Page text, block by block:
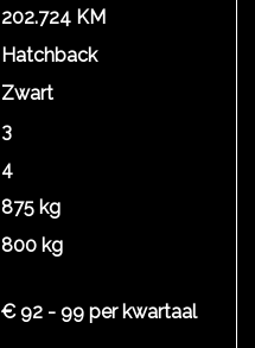
202.724 KM
Hatchback
Zwart
3
4
875 kg
800 kg
€ 92 - 99 per kwartaal